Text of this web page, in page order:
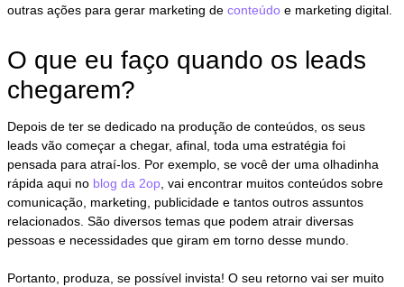
outras ações para gerar marketing deconteúdo e marketing digital.
O que eu faço quando os leads
chegarem?
Depois de ter se dedicado na produção de conteúdos, os seus
leads vão começar a chegar, afinal, toda uma estratégia foi
pensada para atraí-los. Por exemplo, se você der uma olhadinha
rápida aqui no blog da 2op , vai encontrar muitos conteúdos sobre
comunicação, marketing, publicidade e tantos outros assuntos
relacionados. São diversos temas que podem atrair diversas
pessoas e necessidades que giram em torno desse mundo.
Portanto, produza, se possível invista! O seu retorno vai ser muito